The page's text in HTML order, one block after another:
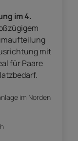
im 4.
mit
für Paare
im Norden